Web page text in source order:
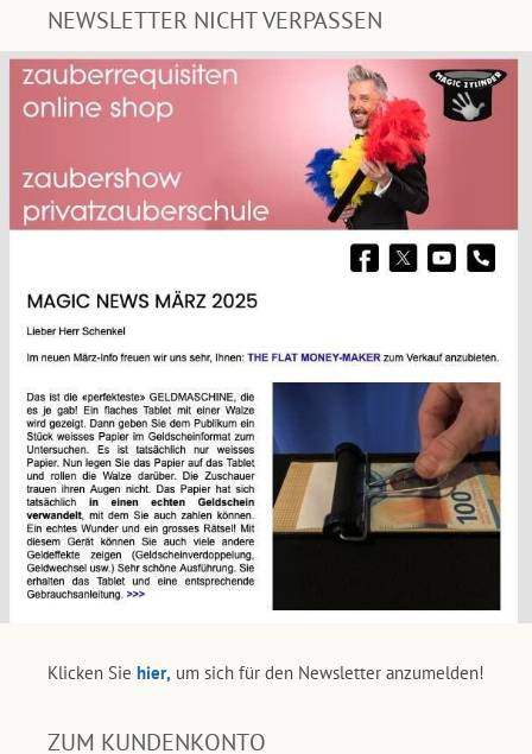
NEWSLETTER NICHT VERPASSEN
Klicken Sie hier, um sich für den Newsletter anzumelden!
ZUM KUNDENKONTO